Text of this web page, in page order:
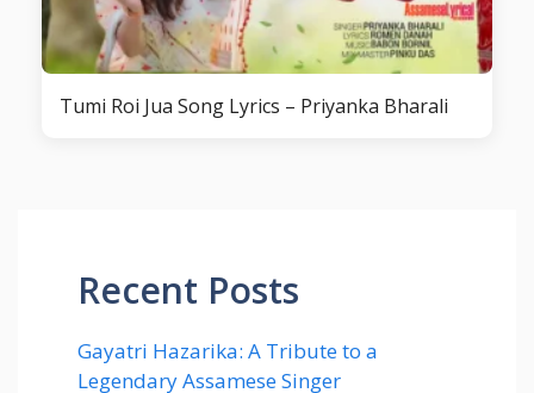
Tumi Roi Jua Song Lyrics – Priyanka Bharali
Recent Posts
Gayatri Hazarika: A Tribute to a
Legendary Assamese Singer